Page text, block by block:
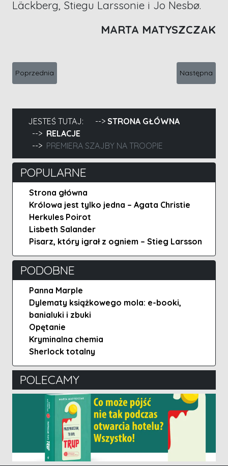
Läckberg, Stiegu Larssonie i Jo Nesbø.
MARTA MATYSZCZAK
Poprzednia strona: Kryminaliści w Skierniewickiej Bibliotece
Poprzednia Następna
Następna
JESTEŚ TUTAJ:
STRONA GŁÓWNA
RELACJE
PREMIERA SZAJBY NA TROOPIE
POPULARNE
Strona główna
Królowa jest tylko jedna – Agata Christie
Herkules Poirot
Lisbeth Salander
Pisarz, który igrał z ogniem – Stieg Larsson
PODOBNE
Panna Marple
Dylematy książkowego mola: e-booki,
banialuki i zbuki
Opętanie
Kryminalna chemia
Sherlock totalny
POLECAMY